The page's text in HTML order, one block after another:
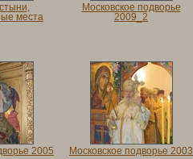
места
Московское подворье
2009_2
2005 Московское подворье 2003